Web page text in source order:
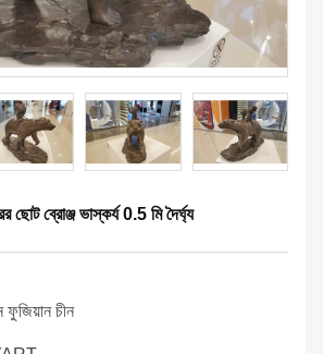
ছোট ব্রোঞ্জ ভাস্কর্য 0.5 মি দৈর্ঘ্য
ফুজিয়ান চীন